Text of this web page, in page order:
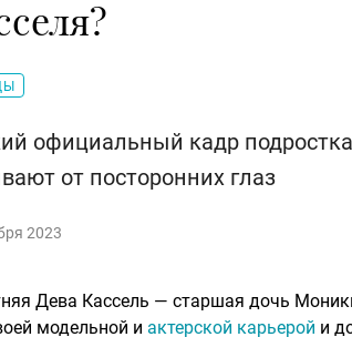
официальный кадр
от посторонних глаз
2023
Дева Кассель — старшая дочь
модельной и актерской карьерой и